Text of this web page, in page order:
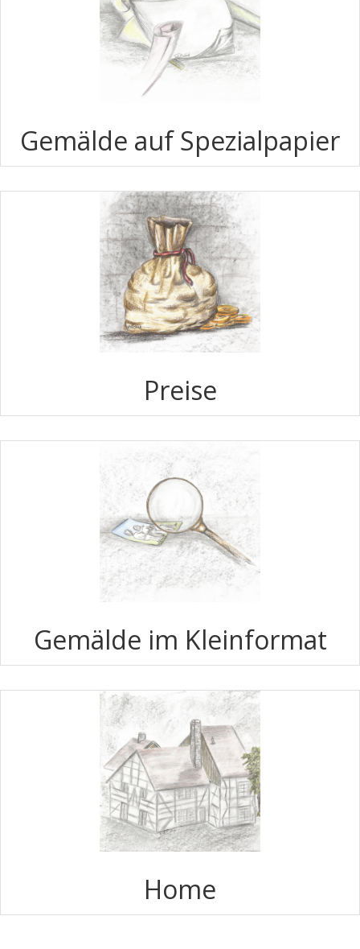
Gemälde auf Spezialpapier
Preise
Gemälde im Kleinformat
Home